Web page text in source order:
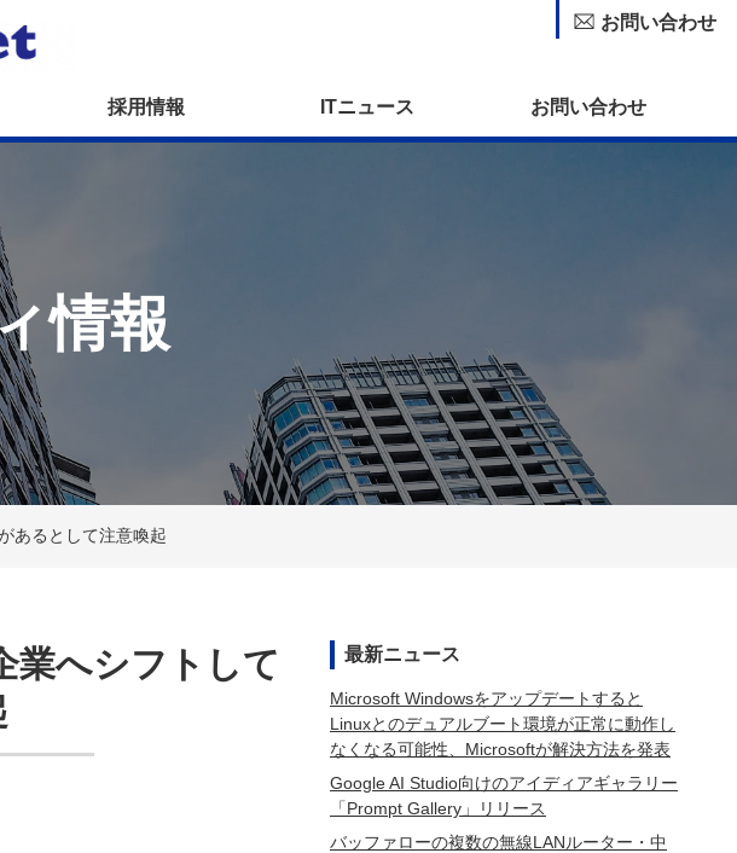
採用情報 ITニュース お問い合わせ
お問い合わせ
情報
あるとして注意喚起
業へシフトして
最新ニュース
Microsoft Windowsをアップデートすると
Linuxとのデュアルブート環境が正常に動作し
なくなる可能性、Microsoftが解決方法を発表
Google AI Studio向けのアイディアギャラリー
「Prompt Gallery」リリース
バッファローの複数の無線LANルーター・中